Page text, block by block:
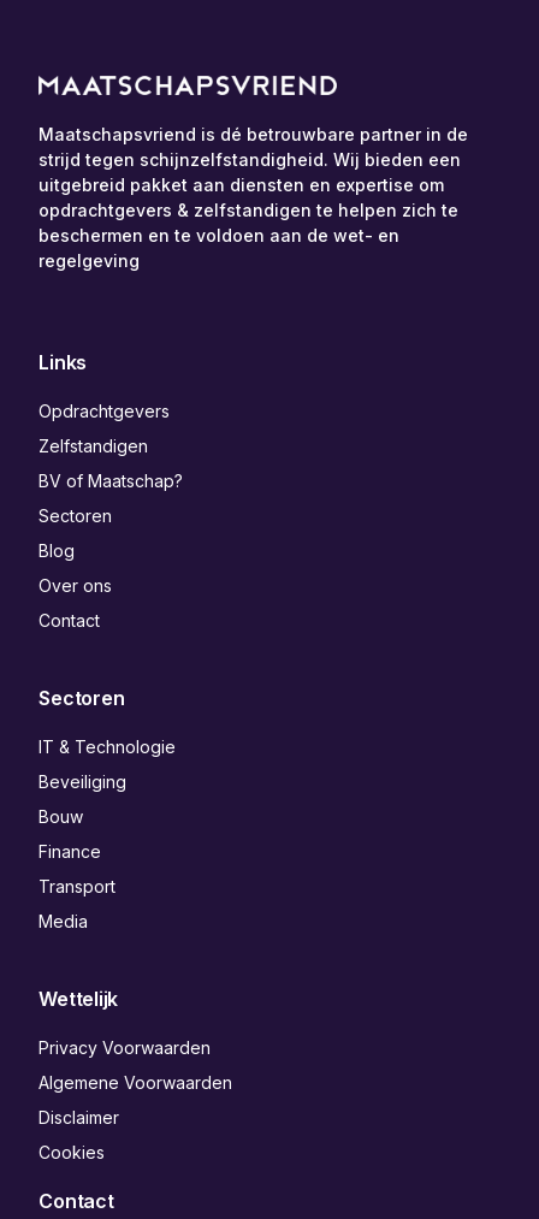
Maatschapsvriend is dé betrouwbare partner in de
strijd tegen schijnzelfstandigheid. Wij bieden een
uitgebreid pakket aan diensten en expertise om
opdrachtgevers & zelfstandigen te helpen zich te
beschermen en te voldoen aan de wet- en
regelgeving
Links
Opdrachtgevers
Zelfstandigen
BV of Maatschap?
Sectoren
Blog
Over ons
Contact
Sectoren
IT & Technologie
Beveiliging
Bouw
Finance
Transport
Media
Wettelijk
Privacy Voorwaarden
Algemene Voorwaarden
Disclaimer
Cookies
Contact